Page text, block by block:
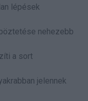
lépések
nehezebb
a sort
jelennek